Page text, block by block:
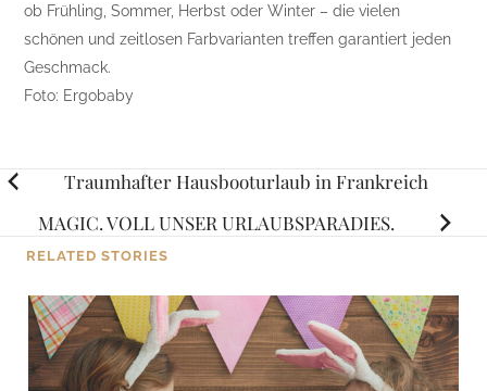
ob Frühling, Sommer, Herbst oder Winter – die vielen
schönen und zeitlosen Farbvarianten treffen garantiert jeden
Geschmack.
Foto: Ergobaby
Posts
navigation
Traumhafter Hausbooturlaub in Frankreich
MAGIC. VOLL UNSER URLAUBSPARADIES.
RELATED STORIES